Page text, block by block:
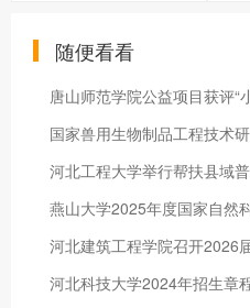
随便看看
河北工程大学举行帮扶县域
河北建筑工程学院召开2026
河北科技大学2024年招生章